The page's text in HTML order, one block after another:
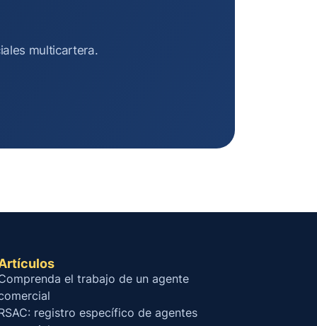
multicartera.
el trabajo de un agente
registro específico de agentes